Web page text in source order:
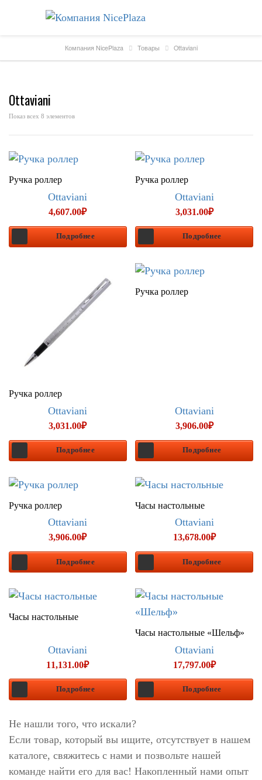
Компания NicePlaza Товары Ottaviani
Ottaviani
Показ всех 8 элементов
Ручка роллер
Ottaviani
4,607.00₽
Подробнее
Ручка роллер
Ottaviani
3,031.00₽
Подробнее
Ручка роллер
Ottaviani
3,031.00₽
Подробнее
Ручка роллер
Ottaviani
3,906.00₽
Подробнее
Ручка роллер
Ottaviani
3,906.00₽
Подробнее
Часы настольные
Ottaviani
13,678.00₽
Подробнее
Часы настольные
Ottaviani
11,131.00₽
Подробнее
Часы настольные «Шельф»
Ottaviani
17,797.00₽
Подробнее
Не нашли того, что искали?
Если товар, который вы ищите, отсутствует в нашем
каталоге, свяжитесь с нами и позвольте нашей
команде найти его для вас! Накопленный нами опыт